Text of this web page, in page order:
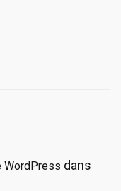
WordPress dans